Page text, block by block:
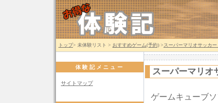
トップ> 未体験リスト > おすすめゲーム(予約) >スーパーマリオサッカ
スーパーマリオ
ゲームキューブ
体験記メニュー
サイトマップ